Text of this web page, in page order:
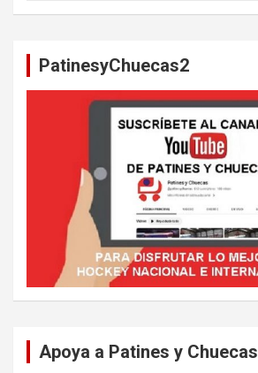
PatinesyChuecas2
Apoya a Patines y Chuecas